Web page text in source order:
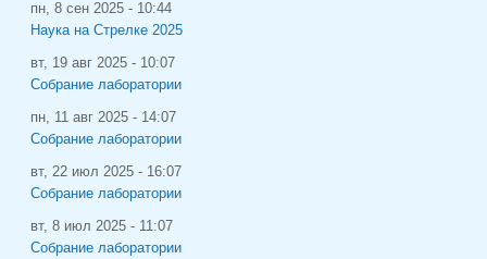
пн, 8 сен 2025 - 10:44
Наука на Стрелке 2025
вт, 19 авг 2025 - 10:07
Собрание лаборатории
пн, 11 авг 2025 - 14:07
Собрание лаборатории
вт, 22 июл 2025 - 16:07
Собрание лаборатории
вт, 8 июл 2025 - 11:07
Собрание лаборатории